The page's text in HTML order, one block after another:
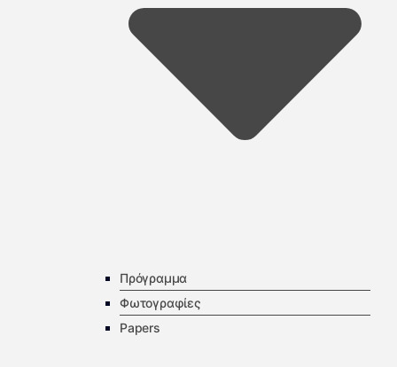
Πρόγραμμα
Φωτογραφίες
Papers